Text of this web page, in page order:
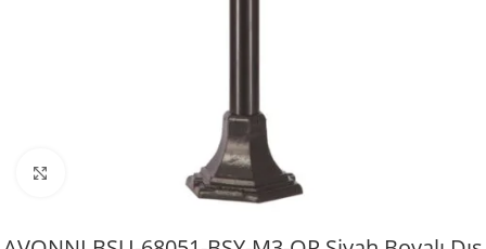
Büyütmek için tıklayın